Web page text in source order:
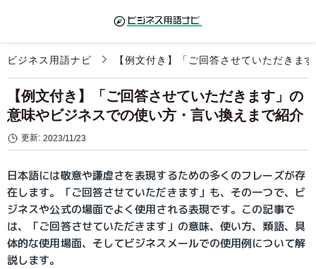
ビジネス用語ナビ 【例文付き】「ご回答させていただきま
【例文付き】「ご回答させていただきます」の
意味やビジネスでの使い方・言い換えまで紹介
更新: 2023/11/23
日本語には敬意や謙虚さを表現するための多くのフレーズが存
在します。「ご回答させていただきます」も、その一つで、ビ
ジネスや公式の場面でよく使用される表現です。この記事で
は、「ご回答させていただきます」の意味、使い方、類語、具
体的な使用場面、そしてビジネスメールでの使用例について解
説します。